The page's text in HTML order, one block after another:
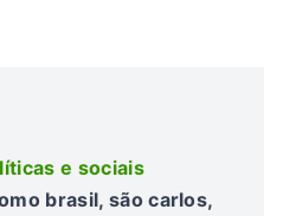
e sociais
brasil, são carlos,